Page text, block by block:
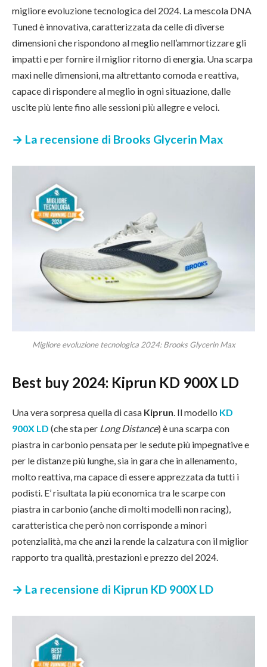
migliore evoluzione tecnologica del 2024. La mescola DNA
Tuned è innovativa, caratterizzata da celle di diverse
dimensioni che rispondono al meglio nell’ammortizzare gli
impatti e per fornire il miglior ritorno di energia. Una scarpa
maxi nelle dimensioni, ma altrettanto comoda e reattiva,
capace di rispondere al meglio in ogni situazione, dalle
uscite più lente fino alle sessioni più allegre e veloci.
→ La recensione di Brooks Glycerin Max
Migliore evoluzione tecnologica 2024: Brooks Glycerin Max
Best buy 2024: Kiprun KD 900X LD
Una vera sorpresa quella di casa Kiprun . Il modello KD
900X LD (che sta per Long Distance) è una scarpa con
piastra in carbonio pensata per le sedute più impegnative e
per le distanze più lunghe, sia in gara che in allenamento,
molto reattiva, ma capace di essere apprezzata da tutti i
podisti. E’ risultata la più economica tra le scarpe con
piastra in carbonio (anche di molti modelli non racing),
caratteristica che però non corrisponde a minori
potenzialità, ma che anzi la rende la calzatura con il miglior
rapporto tra qualità, prestazioni e prezzo del 2024.
→ La recensione di Kiprun KD 900X LD